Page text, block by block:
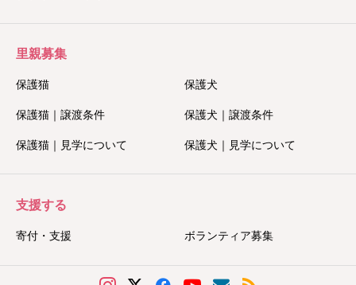
里親募集
保護猫 保護犬
保護猫｜譲渡条件 保護犬｜譲渡条件
保護猫｜見学について 保護犬｜見学について
支援する
寄付・支援 ボランティア募集